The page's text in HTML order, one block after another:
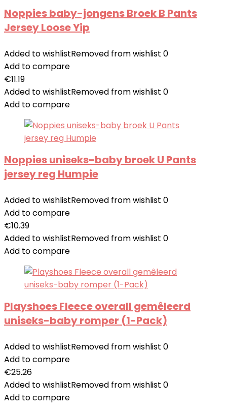
Noppies baby-jongens Broek B Pants
Jersey Loose Yip
Added to wishlistRemoved from wishlist 0
Add to compare
€11.19
Added to wishlistRemoved from wishlist 0
Add to compare
Noppies uniseks-baby broek U Pants
jersey reg Humpie
Added to wishlistRemoved from wishlist 0
Add to compare
€10.39
Added to wishlistRemoved from wishlist 0
Add to compare
Playshoes Fleece overall gemêleerd
uniseks-baby romper (1-Pack)
Added to wishlistRemoved from wishlist 0
Add to compare
€25.26
Added to wishlistRemoved from wishlist 0
Add to compare